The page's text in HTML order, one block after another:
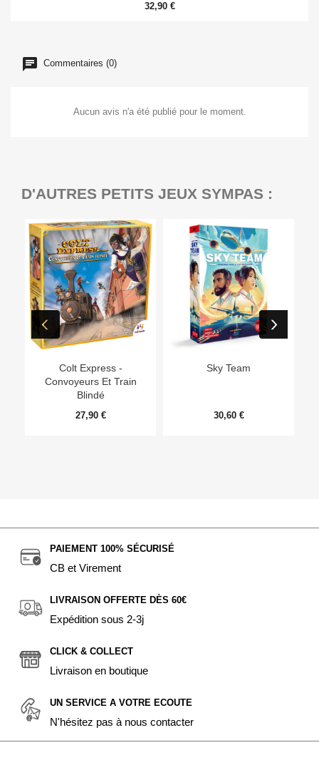
32,90 €
Commentaires (0)
Aucun avis n'a été publié pour le moment.
D'AUTRES PETITS JEUX SYMPAS :
Colt Express -
Convoyeurs Et Train
Blindé
27,90 €
Sky Team
30,60 €
PAIEMENT 100% SÉCURISÉ
CB et Virement
LIVRAISON OFFERTE DÈS 60€
Expédition sous 2-3j
CLICK & COLLECT
Livraison en boutique
UN SERVICE A VOTRE ECOUTE
N'hésitez pas à nous contacter